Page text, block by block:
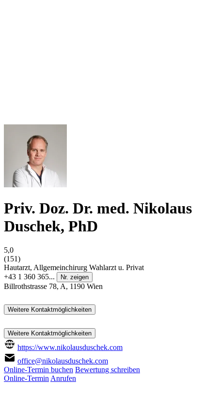
Priv. Doz. Dr. med. Nikolaus
Duschek, PhD
5,0
(151)
Hautarzt, Allgemeinchirurg Wahlarzt u. Privat
+43 1 360 365...
Nr. zeigen
Billrothstrasse 78, A, 1190 Wien
Weitere Kontaktmöglichkeiten
Weitere Kontaktmöglichkeiten
https://www.nikolausduschek.com
office@nikolausduschek.com
Online-Termin buchen Bewertung schreiben
Online-Termin Anrufen